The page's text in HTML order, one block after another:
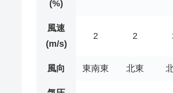
(%)
風速
(m/s)
2 2
風向 東南東 北東